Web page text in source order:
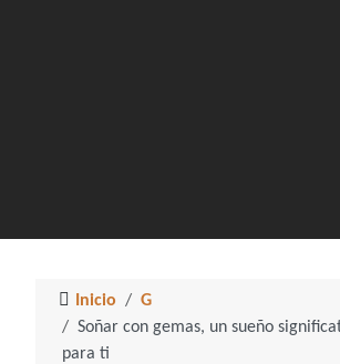
Inicio
G
Soñar con gemas, un sueño
para ti